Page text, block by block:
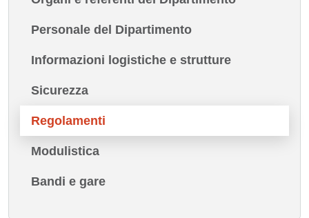
Personale del Dipartimento
Informazioni logistiche e strutture
Sicurezza
Regolamenti
Modulistica
Bandi e gare